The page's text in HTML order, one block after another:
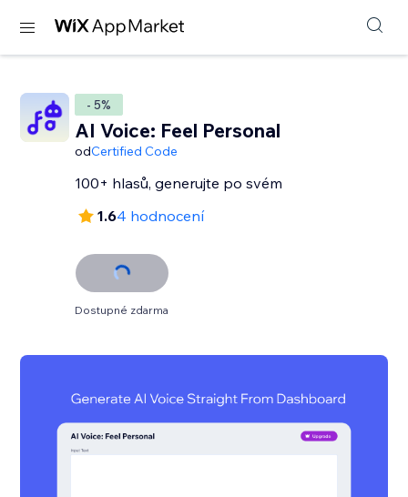
- 5%
AI Voice: Feel Personal
odCertified Code
100+ hlasů, generujte po svém
1.64 hodnocení
Dostupné zdarma